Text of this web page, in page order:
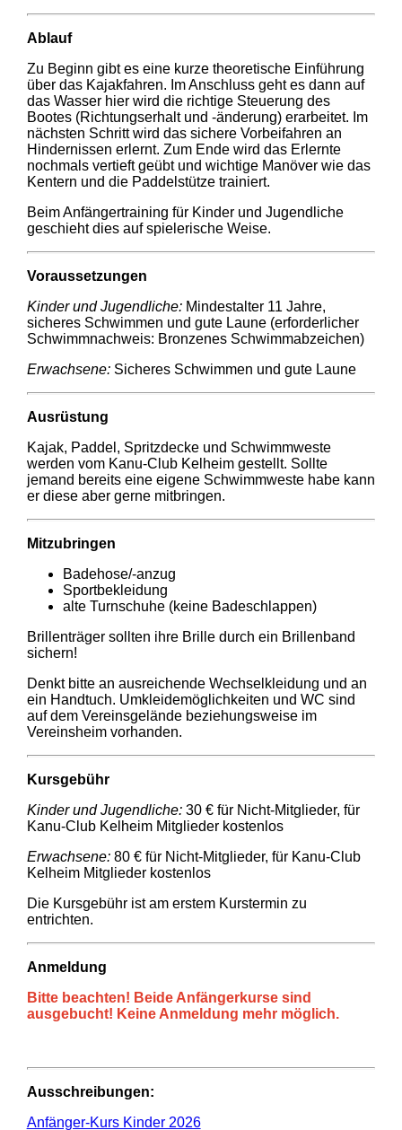
Ablauf
Zu Beginn gibt es eine kurze theoretische Einführung
über das Kajakfahren. Im Anschluss geht es dann auf
das Wasser hier wird die richtige Steuerung des
Bootes (Richtungserhalt und -änderung) erarbeitet. Im
nächsten Schritt wird das sichere Vorbeifahren an
Hindernissen erlernt. Zum Ende wird das Erlernte
nochmals vertieft geübt und wichtige Manöver wie das
Kentern und die Paddelstütze trainiert.
Beim Anfängertraining für Kinder und Jugendliche
geschieht dies auf spielerische Weise.
Voraussetzungen
Kinder und Jugendliche:Mindestalter 11 Jahre,
sicheres Schwimmen und gute Laune (erforderlicher
Schwimmnachweis: Bronzenes Schwimmabzeichen)
Erwachsene:Sicheres Schwimmen und gute Laune
Ausrüstung
Kajak, Paddel, Spritzdecke und Schwimmweste
werden vom Kanu-Club Kelheim gestellt. Sollte
jemand bereits eine eigene Schwimmweste habe kann
er diese aber gerne mitbringen.
Mitzubringen
Badehose/-anzug
Sportbekleidung
alte Turnschuhe (keine Badeschlappen)
Brillenträger sollten ihre Brille durch ein Brillenband
sichern!
Denkt bitte an ausreichende Wechselkleidung und an
ein Handtuch. Umkleidemöglichkeiten und WC sind
auf dem Vereinsgelände beziehungsweise im
Vereinsheim vorhanden.
Kursgebühr
Kinder und Jugendliche:30 € für Nicht-Mitglieder, für
Kanu-Club Kelheim Mitglieder kostenlos
Erwachsene:80 € für Nicht-Mitglieder, für Kanu-Club
Kelheim Mitglieder kostenlos
Die Kursgebühr ist am erstem Kurstermin zu
entrichten.
Anmeldung
Bitte beachten! Beide Anfängerkurse sind
ausgebucht! Keine Anmeldung mehr möglich.
Ausschreibungen:
Anfänger-Kurs Kinder 2026